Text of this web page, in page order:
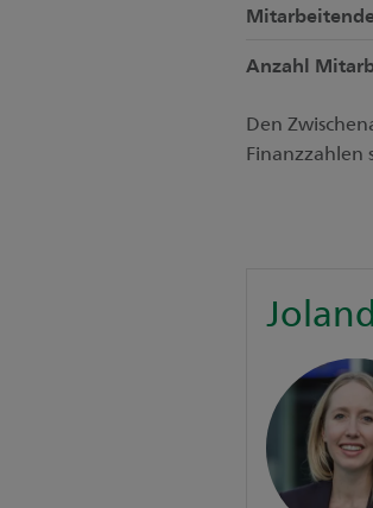
Anzahl
Den
Finanzzahlen